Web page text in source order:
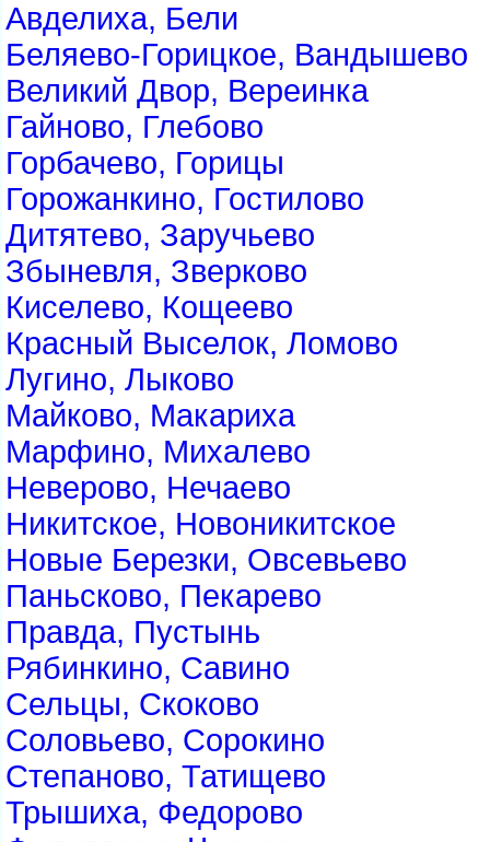
Авделиха, Бели
Беляево-Горицкое, Вандышево
Великий Двор, Вереинка
Гайново, Глебово
Горбачево, Горицы
Горожанкино, Гостилово
Дитятево, Заручьево
Збыневля, Зверково
Киселево, Кощеево
Красный Выселок, Ломово
Лугино, Лыково
Майково, Макариха
Марфино, Михалево
Неверово, Нечаево
Никитское, Новоникитское
Новые Березки, Овсевьево
Паньсково, Пекарево
Правда, Пустынь
Рябинкино, Савино
Сельцы, Скоково
Соловьево, Сорокино
Степаново, Татищево
Трышиха, Федорово